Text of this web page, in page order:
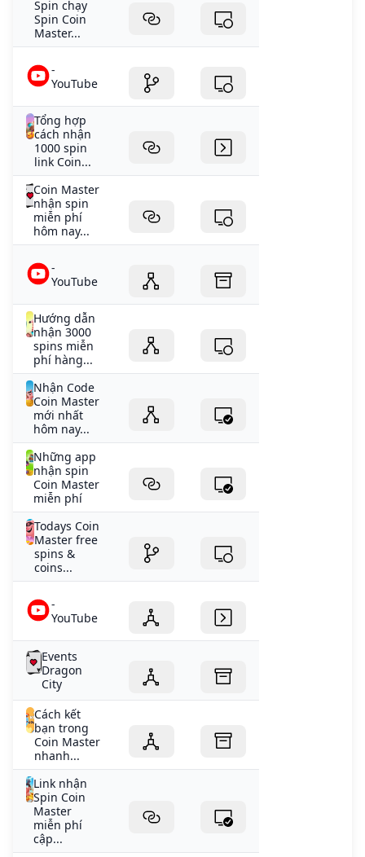
Spin chạy
Spin Coin
Master...
-
YouTube
Tổng hợp
cách nhận
1000 spin
link Coin...
Coin Master
nhận spin
miễn phí
hôm nay...
-
YouTube
Hướng dẫn
nhận 3000
spins miễn
phí hàng...
Nhận Code
Coin Master
mới nhất
hôm nay...
Những app
nhận spin
Coin Master
miễn phí
Todays Coin
Master free
spins &
coins...
-
YouTube
Events
Dragon
City
Cách kết
bạn trong
Coin Master
nhanh...
Link nhận
Spin Coin
Master
miễn phí
cập...